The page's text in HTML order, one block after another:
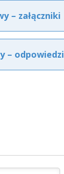
– załączniki
– odpowiedzi